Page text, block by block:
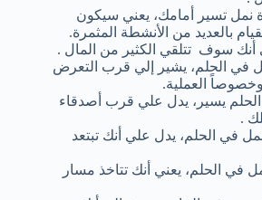
نمل تسير أمامك، يعني سيكون
بالعديد من الأنشطة المثمرة.
أنك سوف تتلقي الكثير من المال .
في الحلم، يشير إلي قرب التعرض
العملية.
يسير، يدل علي قرب أصدقاء
.
في الحلم، يدل علي أنك تبتعد
في الحلم، يعني أنك تتاخذ مسار